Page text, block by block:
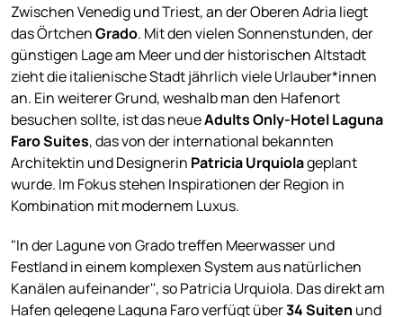
Zwischen Venedig und Triest, an der Oberen Adria liegt
das ÖrtchenGrado. Mit den vielen Sonnenstunden, der
günstigen Lage am Meer und der historischen Altstadt
zieht die italienische Stadt jährlich viele Urlauber*innen
an. Ein weiterer Grund, weshalb man den Hafenort
besuchen sollte, ist das neueAdults Only-Hotel Laguna
Faro Suites, das von der international bekannten
Architektin und Designerin Patricia Urquiolageplant
wurde. Im Fokus stehen Inspirationen der Region in
Kombination mit modernem Luxus.
"In der Lagune von Grado treffen Meerwasser und
Festland in einem komplexen System aus natürlichen
Kanälen aufeinander'', so Patricia Urquiola. Das direkt am
Hafen gelegene Laguna Faro verfügt über34 Suiten und